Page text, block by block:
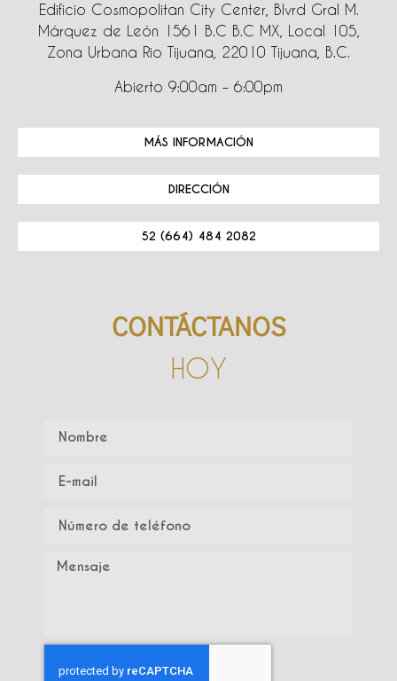
Edificio Cosmopolitan City Center, Blvrd Gral M.
Márquez de León 1561 B.C B.C MX, Local 105,
Zona Urbana Rio Tijuana, 22010 Tijuana, B.C.
Abierto 9:00am – 6:00pm
MÁS INFORMACIÓN
DIRECCIÓN
52 (664) 484 2082
CONTÁCTANOS
HOY